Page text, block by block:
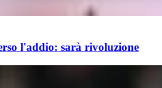
l'addio: sarà rivoluzione